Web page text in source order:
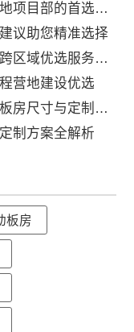
板房办公楼：快速搭建现代化工地项目部的首选方案 导语：
议助您精准选择
湖南活动板房生产厂家哪家好？跨区域优选服务商解析
营地建设优选
精准匹配需求，详解诚栋集装箱板房尺寸与定制化服务
制方案全解析
板房